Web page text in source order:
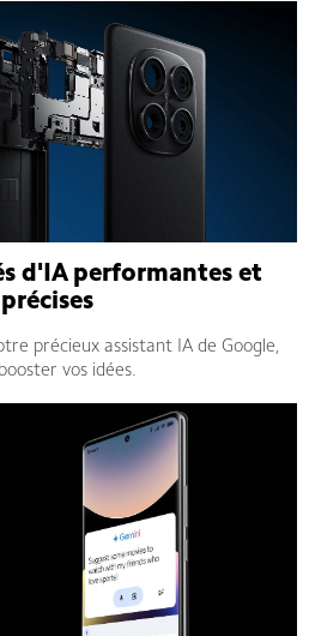
d'IA performantes et
précises
précieux assistant IA de Google,
vos idées.